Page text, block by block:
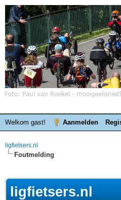
Welkom gast! Aanmelden
ligfietsers.nl
Foutmelding
ligfietsers.nl